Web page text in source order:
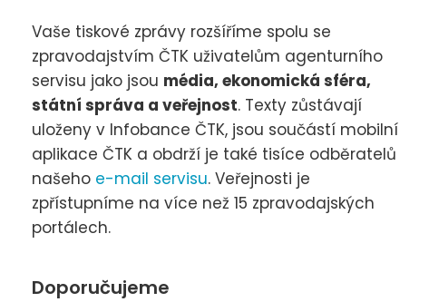
Vaše tiskové zprávy rozšíříme spolu se
zpravodajstvím ČTK uživatelům agenturního
servisu jako jsou média, ekonomická sféra,
státní správa a veřejnost. Texty zůstávají
uloženy v Infobance ČTK, jsou součástí mobilní
aplikace ČTK a obdrží je také tisíce odběratelů
našeho e-mail servisu. Veřejnosti je
zpřístupníme na více než 15 zpravodajských
portálech.
Doporučujeme